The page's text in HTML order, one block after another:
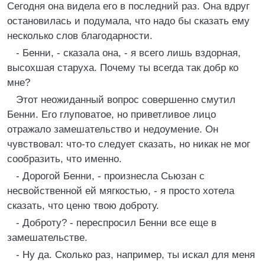
Сегодня она видела его в последний раз. Она вдруг
остановилась и подумала, что надо бы сказать ему
несколько слов благодарности.
- Бенни, - сказала она, - я всего лишь вздорная,
высохшая старуха. Почему ты всегда так добр ко
мне?
Этот неожиданный вопрос совершенно смутил
Бенни. Его глуповатое, но приветливое лицо
отражало замешательство и недоумение. Он
чувствовал: что-то следует сказать, но никак не мог
сообразить, что именно.
- Дорогой Бенни, - произнесла Сьюзан с
несвойственной ей мягкостью, - я просто хотела
сказать, что ценю твою доброту.
- Доброту? - переспросил Бенни все еще в
замешательстве.
- Ну да. Сколько раз, например, ты искал для меня